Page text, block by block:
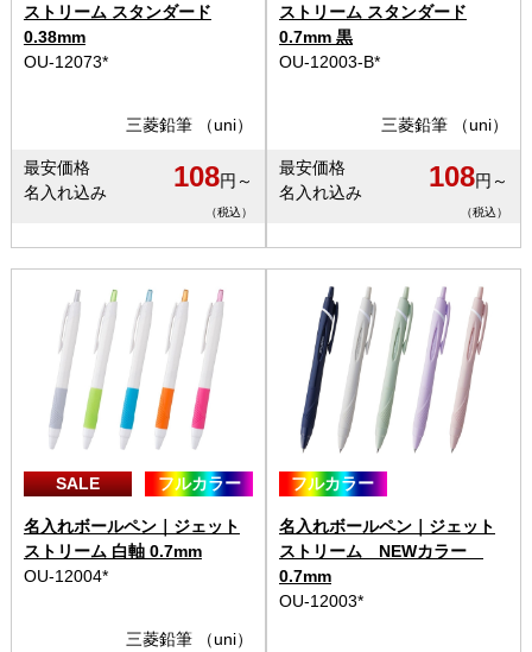
ストリーム スタンダード
0.38mm
OU-12073*
三菱鉛筆 （uni）
最安価格
名入れ込み
108円～
（税込）
ストリーム スタンダード
0.7mm 黒
OU-12003-B*
三菱鉛筆 （uni）
最安価格
名入れ込み
108円～
（税込）
SALE フルカラー
名入れボールペン｜ジェット
ストリーム 白軸 0.7mm
OU-12004*
三菱鉛筆 （uni）
フルカラー
名入れボールペン｜ジェット
ストリーム NEWカラー
0.7mm
OU-12003*